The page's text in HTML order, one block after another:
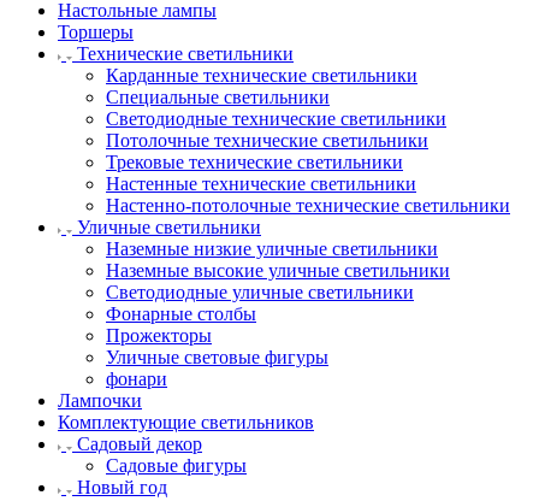
Настольные лампы
Торшеры
Технические светильники
Карданные технические светильники
Специальные светильники
Светодиодные технические светильники
Потолочные технические светильники
Трековые технические светильники
Настенные технические светильники
Настенно-потолочные технические светильники
Уличные светильники
Наземные низкие уличные светильники
Наземные высокие уличные светильники
Светодиодные уличные светильники
Фонарные столбы
Прожекторы
Уличные световые фигуры
фонари
Лампочки
Комплектующие светильников
Садовый декор
Садовые фигуры
Новый год